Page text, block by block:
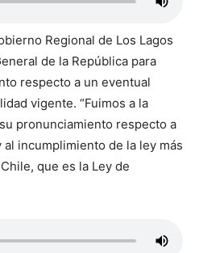
Regional de Los Lagos
de la República para
respecto a un eventual
vigente. “Fuimos a la
pronunciamiento respecto a
incumplimiento de la ley más
que es la Ley de